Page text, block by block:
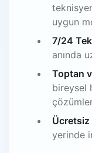
uygun
7/24
anında
Toptan
bireysel
Ücretsiz
yerinde